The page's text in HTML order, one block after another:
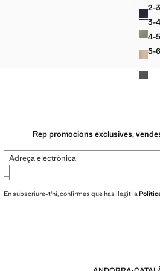
XINESOS COTÓ
XINESOS COTÓ
XINESOS COTÓ
XINESOS COTÓ
2-
3-
4-
5-
Colors
Rep promocions exclusives,
Adreça electrònica
En subscriure-t'hi, confirmes que has llegit la